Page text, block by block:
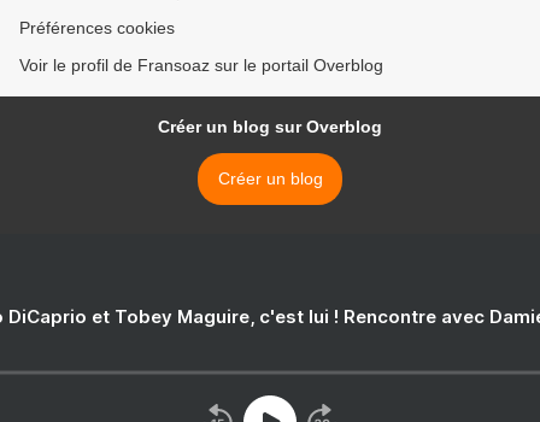
Préférences cookies
Voir le profil de Fransoaz sur le portail Overblog
Créer un blog sur Overblog
Créer un blog
DiCaprio et Tobey Maguire, c'est lui ! Rencontre avec